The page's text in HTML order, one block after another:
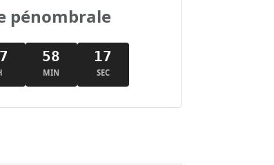
pénombrale
58
MIN
16
SEC